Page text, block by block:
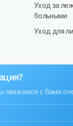
Уход за
больными
Уход для
свяжемся с Вами